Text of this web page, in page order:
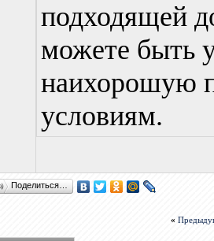
подходящей
можете быть
наихорошую
условиям.
Поделиться…
«